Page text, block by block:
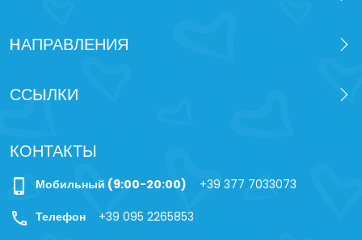
HАПРАВЛЕНИЯ
ССЫЛКИ
КОНТАКТЫ
phone_iphone Мобильный (9:00-20:00) +39 377 7033073
call Телефон +39 095 2265853